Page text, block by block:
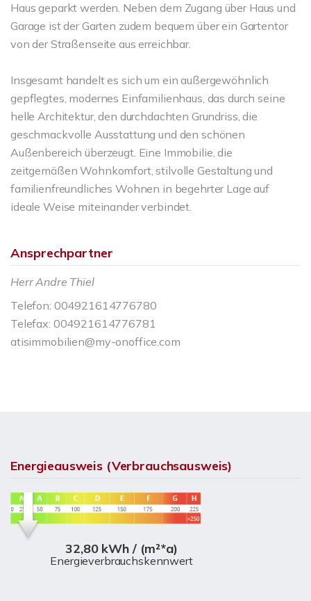
Haus geparkt werden. Neben dem Zugang über Haus und
Garage ist der Garten zudem bequem über ein Gartentor
von der Straßenseite aus erreichbar.
Insgesamt handelt es sich um ein außergewöhnlich
gepflegtes, modernes Einfamilienhaus, das durch seine
helle Architektur, den durchdachten Grundriss, die
geschmackvolle Ausstattung und den schönen
Außenbereich überzeugt. Eine Immobilie, die
zeitgemäßen Wohnkomfort, stilvolle Gestaltung und
familienfreundliches Wohnen in begehrter Lage auf
ideale Weise miteinander verbindet.
Ansprechpartner
Herr Andre Thiel
Telefon: 004921614776780
Telefax: 004921614776781
atisimmobilien@my-onoffice.com
Energieausweis (Verbrauchsausweis)
32,80 kWh / (m²*a)
Energieverbrauchskennwert